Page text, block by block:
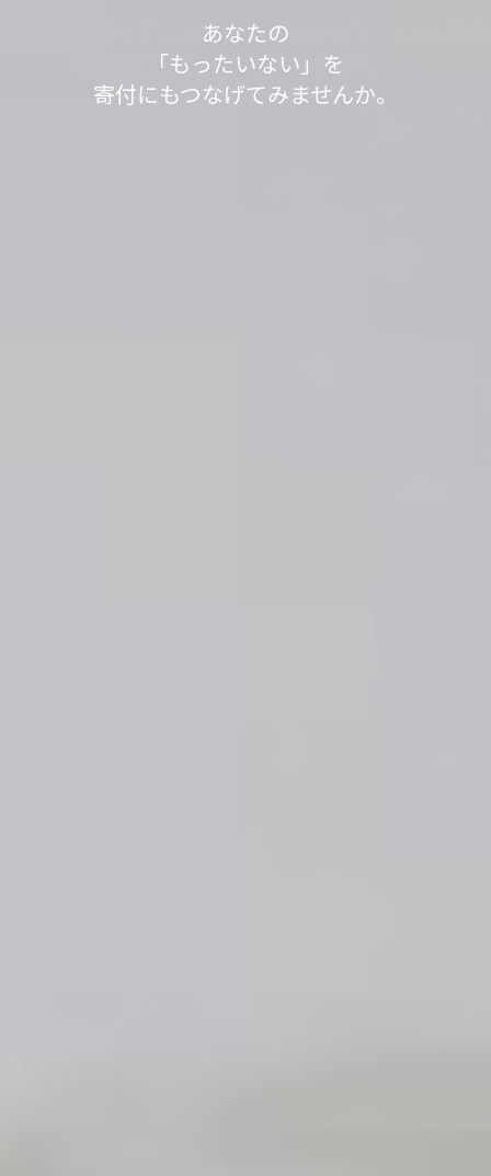
「もったいない」が
世界の
「ありがとう」につながっています。
不用品を送って1,000L分、SNSシェアで100L分の
水をきれいにする浄化剤を寄付する
取り組みを実施中です。
あなたの
「もったいない」を
寄付にもつなげてみませんか。
あなたの不用品が世界の人々の役に立っていま
す。
「もったいない運送」は、
身の回りのスッキリが社会貢献につながるサービ
今日も寄付で
見知らぬ誰かの笑顔が
生まれました。
「もったいない」が
世界の
「ありがとう」につながっています。
不用品を送って1,000L分、SNSシェアで100L分の
水をきれいにする浄化剤を寄付する
取り組みを実施中です。